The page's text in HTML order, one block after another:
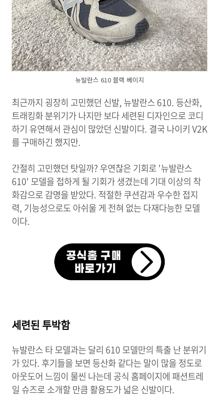
뉴발란스 610 블랙 베이지
최근까지 굉장히 고민했던 신발, 뉴발란스 610. 등산화,
트래킹화 분위기가 나지만 보다 세련된 디자인으로 코디
하기 유연해서 관심이 많았던 신발이다. 결국 나이키 V2K
를 구매하긴 했지만.
간절히 고민했던 탓일까? 우연찮은 기회로 '뉴발란스
610' 모델을 접하게 될 기회가 생겼는데 기대 이상의 착
화감으로 감명을 받았다. 적절한 쿠션감과 우수한 접지
력, 기능성으로도 아쉬울 게 전혀 없는 다재다능한 모델
이다.
세련된 투박함
뉴발란스 타 모델과는 달리 610 모델만의 특출 난 분위기
가 있다. 후기들을 보면 등산화 같다는 말이 많을 정도로
아웃도어 느낌이 물씬 나는데 공식 홈페이지에 패션트레
일 슈즈로 소개할 만큼 활용도가 넓은 신발이다.